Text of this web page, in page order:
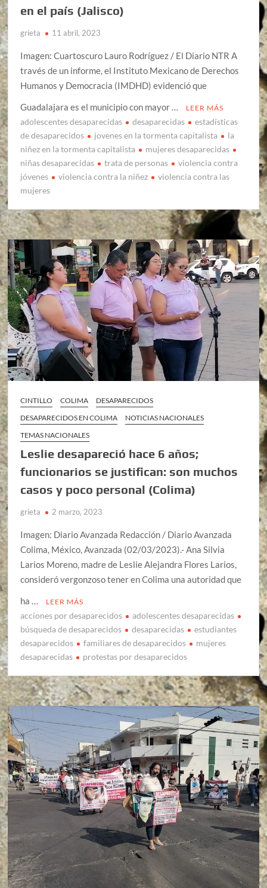
en el país (Jalisco)
grieta 11 abril, 2023
Imagen: Cuartoscuro Lauro Rodríguez / El Diario NTR A
través de un informe, el Instituto Mexicano de Derechos
Humanos y Democracia (IMDHD) evidenció que
Guadalajara es el municipio con mayor …
LEER MÁS
adolescentes desaparecidas desaparecidas
estadísticas
de desaparecidos
jovenes en la tormenta capitalista
la
niñez en la tormenta capitalista
mujeres desaparecidas
niñas desaparecidas
trata de personas
violencia contra
jóvenes
violencia contra la niñez
violencia contra las
mujeres
CINTILLO COLIMA
DESAPARECIDOS
DESAPARECIDOS EN COLIMA
NOTICIAS NACIONALES
TEMAS NACIONALES
Leslie desapareció hace 6 años;
funcionarios se justifican: son muchos
casos y poco personal (Colima)
grieta 2 marzo, 2023
Imagen: Diario Avanzada Redacción / Diario Avanzada
Colima, México, Avanzada (02/03/2023).- Ana Silvia
Larios Moreno, madre de Leslie Alejandra Flores Larios,
consideró vergonzoso tener en Colima una autoridad que
ha …
LEER MÁS
acciones por desaparecidos
adolescentes desaparecidas
búsqueda de desaparecidos
desaparecidas
estudiantes
desaparecidos
familiares de desaparecidos
mujeres
desaparecidas
protestas por desaparecidos